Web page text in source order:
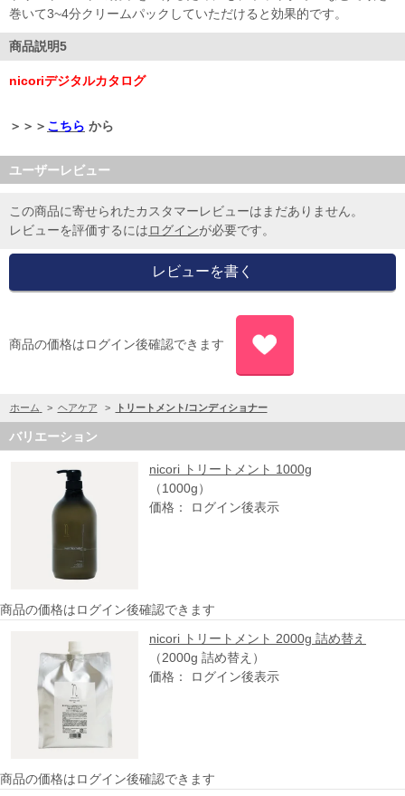
巻いて3~4分クリームパックしていただけると効果的です。
商品説明5
nicoriデジタルカタログ
＞＞＞ こちら から
ユーザーレビュー
この商品に寄せられたカスタマーレビューはまだありません。
レビューを評価するにはログインが必要です。
商品の価格はログイン後確認できます
ホーム > ヘアケア > トリートメント/コンディショナー
バリエーション
nicori トリートメント 1000g
（1000g）
価格： ログイン後表示
商品の価格はログイン後確認できます
nicori トリートメント 2000g 詰め替え
（2000g 詰め替え）
価格： ログイン後表示
商品の価格はログイン後確認できます